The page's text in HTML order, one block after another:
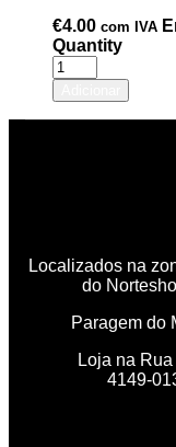
€4.00 com IVA
Quantity
Localizados na
do
Paragem do
Loja na
4149-